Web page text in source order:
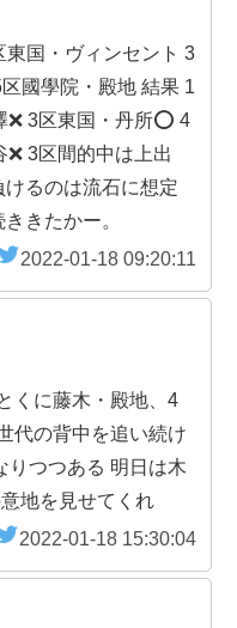
東国・ヴィンセント 3
國學院・殿地 結果 1
3区東国・丹所⭕️ 4
3区間的中は上出
るのは流石に想定
きたかー。
2022-01-18 09:20:11
くに藤木・殿地、4
代の背中を追い続け
りつつある 明日は木
地を見せてくれ
2022-01-18 15:30:04